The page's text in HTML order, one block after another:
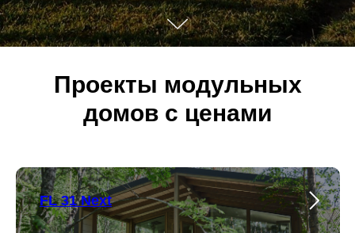
Проекты модульных
домов с ценами
FL 31 Next